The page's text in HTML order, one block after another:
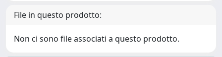
File in questo prodotto:
Non ci sono file associati a questo prodotto.